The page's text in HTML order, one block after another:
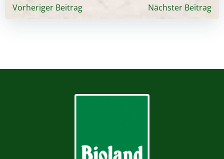
Beitragsnavigation
Vorheriger Beitrag Nächster Beitrag